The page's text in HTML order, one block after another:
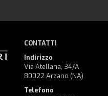
CONTATTI
Indirizzo
Via Atellana, 34/A
80022 Arzano (NA)
Telefono